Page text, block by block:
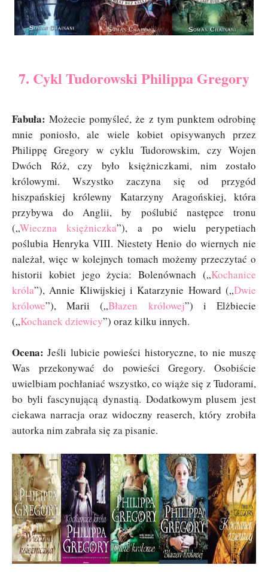
7. Cykl Tudorowski Philippa Gregory
Fabuła: Możecie pomyśleć, że z tym punktem odrobinę
mnie poniosło, ale wiele kobiet opisywanych przez
Philippę Gregory w cyklu Tudorowskim, czy Wojen
Dwóch Róż, czy było księżniczkami, nim zostało
królowymi. Wszystko zaczyna się od przygód
hiszpańskiej królewny Katarzyny Aragońskiej, która
przybywa do Anglii, by poślubić następce tronu
(„Wieczna księżniczka”), a po wielu perypetiach
poślubia Henryka VIII. Niestety Henio do wiernych nie
należał, więc w kolejnych tomach możemy przeczytać o
historii kobiet jego życia: Bolenównach („Kochanice
króla”), Annie Kliwijskiej i Katarzynie Howard („Dwie
królowe”), Marii („Błazen królowej”) i Elżbiecie
(„Kochanek dziewicy”) oraz kilku innych.
Ocena: Jeśli lubicie powieści historyczne, to nie muszę
Was przekonywać do powieści Gregory. Osobiście
uwielbiam pochłaniać wszystko, co wiąże się z Tudorami,
bo byli fascynującą dynastią. Dodatkowym plusem jest
ciekawa narracja oraz widoczny reaserch, który zrobiła
autorka nim zabrała się za pisanie.